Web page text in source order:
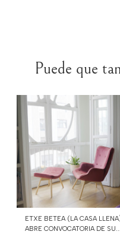
Puede que
ETXE BETEA (LA CASA
ABRE CONVOCATORIA DE SU...